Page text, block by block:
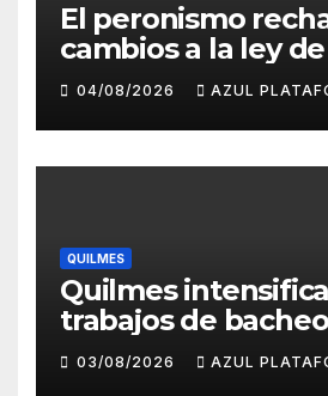
El peronismo
cambios a la ley
convocó a
jueves en contra del
Gobierno
04/08/2026 AZUL
QUILMES
Quilmes
trabajos de
distintos barrios
03/08/2026 AZUL